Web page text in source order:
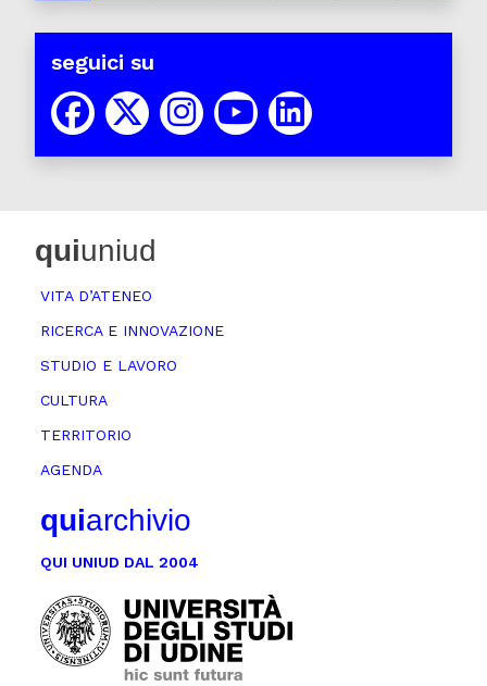
seguici su
quiuniud
VITA D’ATENEO
RICERCA E INNOVAZIONE
STUDIO E LAVORO
CULTURA
TERRITORIO
AGENDA
quiarchivio
QUI UNIUD DAL 2004